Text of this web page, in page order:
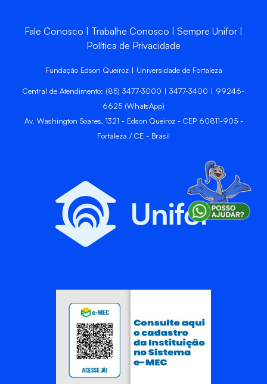
Fale Conosco Trabalhe Conosco
Sempre Unifor
Política de Privacidade
Fundação Edson Queiroz | Universidade de Fortaleza
Central de Atendimento: (85) 3477-3000 | 3477-3400 | 99246-
6625 (WhatsApp)
Av. Washington Soares, 1321 - Edson Queiroz - CEP 60811-905 -
Fortaleza / CE - Brasil